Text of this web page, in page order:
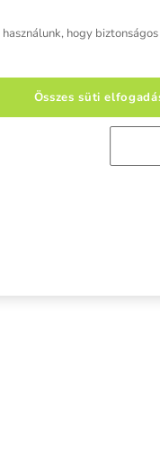
hogy
Összes süti